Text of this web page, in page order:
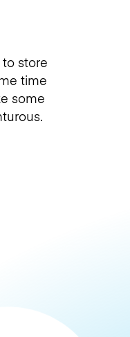
store
time
some